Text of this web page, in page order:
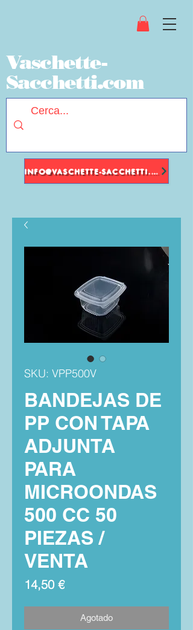
INFO@VASCHETTE-SACCHETTI.COM
Vaschette-
Sacchetti.com
SKU: VPP500V
BANDEJAS DE
PP CON TAPA
ADJUNTA
PARA
MICROONDAS
500 CC 50
PIEZAS /
VENTA
14,50 €Precio
Agotado